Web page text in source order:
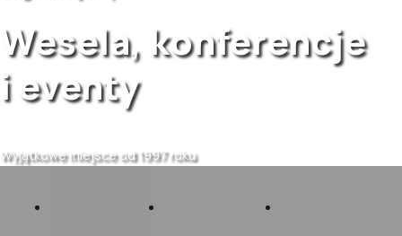
Wesela, konferencje
i eventy
Wyjątkowe miejsce od 1997 roku